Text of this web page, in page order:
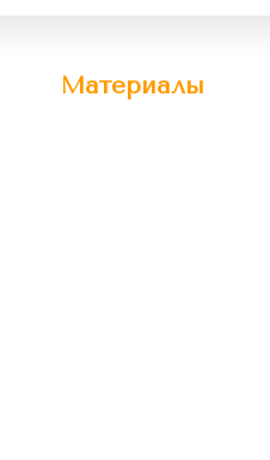
Материалы